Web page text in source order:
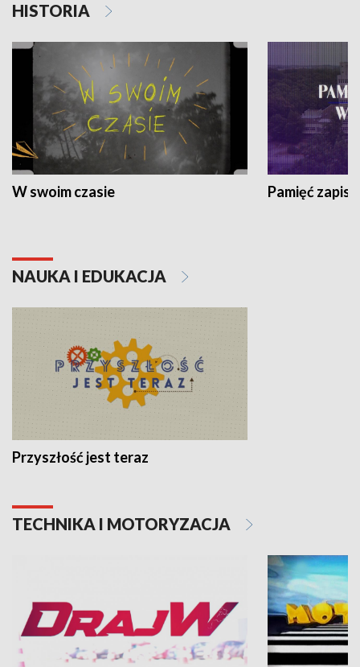
HISTORIA
W swoim czasie Pamięć
NAUKA I EDUKACJA
Przyszłość jest teraz
TECHNIKA I MOTORYZACJA